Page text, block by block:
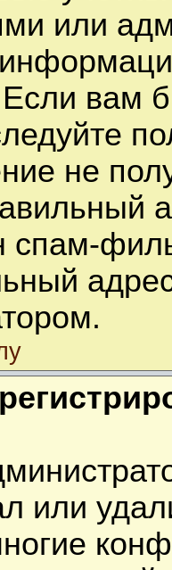
или
Если вам
не
спам-
или